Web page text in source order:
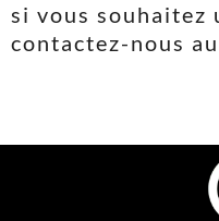
si vous souhaitez
contactez-nous